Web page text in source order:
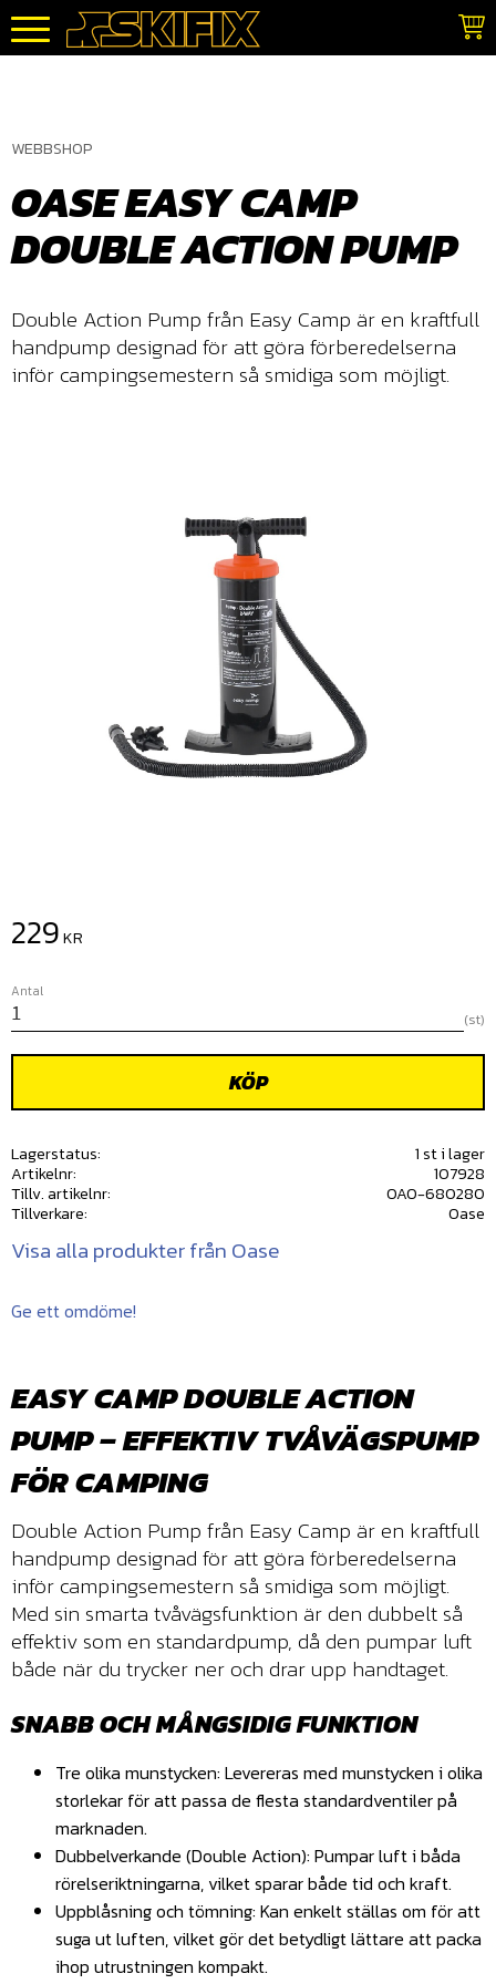
Meny
WEBBSHOP
OASE EASY CAMP
DOUBLE ACTION PUMP
Double Action Pump från Easy Camp är en kraftfull
handpump designad för att göra förberedelserna
inför campingsemestern så smidiga som möjligt.
229KR
Antal
st
KÖP
Lagerstatus
1 st i lager
Artikelnr
107928
Tillv. artikelnr
OAO-680280
Tillverkare
Oase
Visa alla produkter från Oase
Ge ett omdöme!
EASY CAMP DOUBLE ACTION
PUMP – EFFEKTIV TVÅVÄGSPUMP
FÖR CAMPING
Double Action Pump från Easy Camp är en kraftfull
handpump designad för att göra förberedelserna
inför campingsemestern så smidiga som möjligt.
Med sin smarta tvåvägsfunktion är den dubbelt så
effektiv som en standardpump, då den pumpar luft
både när du trycker ner och drar upp handtaget.
SNABB OCH MÅNGSIDIG FUNKTION
Tre olika munstycken: Levereras med munstycken i olika
storlekar för att passa de flesta standardventiler på
marknaden.
Dubbelverkande (Double Action): Pumpar luft i båda
rörelseriktningarna, vilket sparar både tid och kraft.
Uppblåsning och tömning: Kan enkelt ställas om för att
suga ut luften, vilket gör det betydligt lättare att packa
ihop utrustningen kompakt.